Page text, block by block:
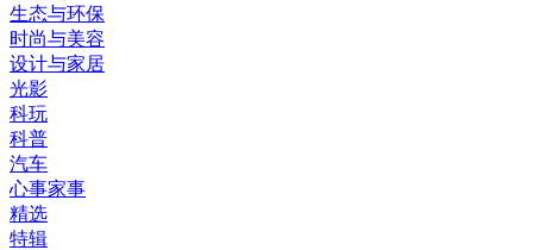
生态与环保
时尚与美容
设计与家居
光影
科玩
科普
汽车
心事家事
精选
特辑